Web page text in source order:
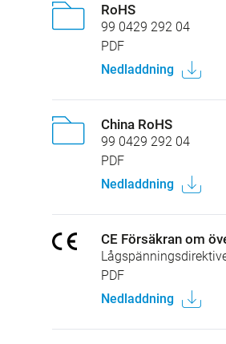
RoHS
99 0429 292 04
PDF
Nedladdning
China RoHS
99 0429 292 04
PDF
Nedladdning
CE Försäkran om
PDF
Nedladdning